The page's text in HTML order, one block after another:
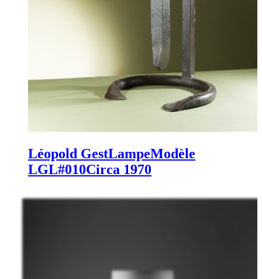
Léopold GestLampeModèle
LGL#010Circa 1970